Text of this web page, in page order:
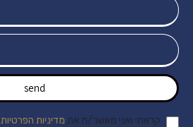
send
קראתי ואני מאשר/ת את מדיניות הפרטיות